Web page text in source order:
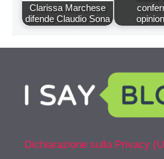
Clarissa Marchese
difende Claudio Sona
Dichiarazione sulla Privacy